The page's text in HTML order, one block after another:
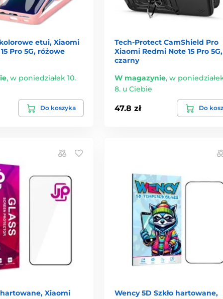
etui, Xiaomi
Pro 5G, różowe
, w poniedziałek 10.
Do koszyka
Tech-Protect CamShield Pro
Xiaomi Redmi Note 15 Pro 5G,
czarny
W magazynie, w
8. u Ciebie
47.8 zł Do
hartowane, Xiaomi
Wency 5D Szkło hartowane,